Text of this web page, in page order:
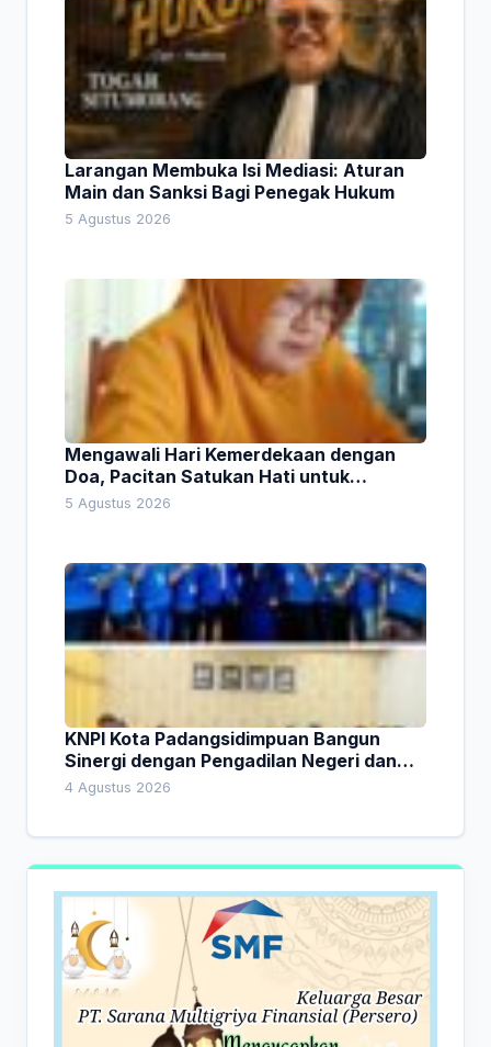
Larangan Membuka Isi Mediasi: Aturan
Main dan Sanksi Bagi Penegak Hukum
5 Agustus 2026
Mengawali Hari Kemerdekaan dengan
Doa, Pacitan Satukan Hati untuk
Indonesia
5 Agustus 2026
KNPI Kota Padangsidimpuan Bangun
Sinergi dengan Pengadilan Negeri dan
DPRD
4 Agustus 2026